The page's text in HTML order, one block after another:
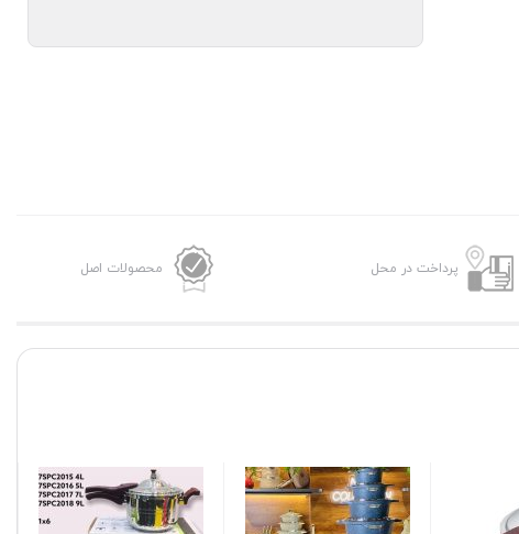
پرداخت در محل محصولات اصل